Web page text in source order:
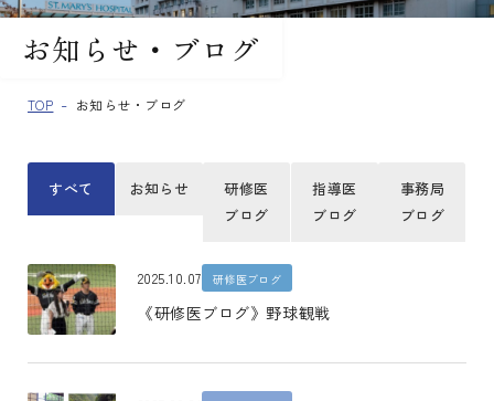
お知らせ・ブログ
TOP お知らせ・ブログ
すべて お知らせ
研修医
ブログ
指導医
ブログ
事務局
ブログ
2025.10.07 研修医ブログ
《研修医ブログ》野球観戦